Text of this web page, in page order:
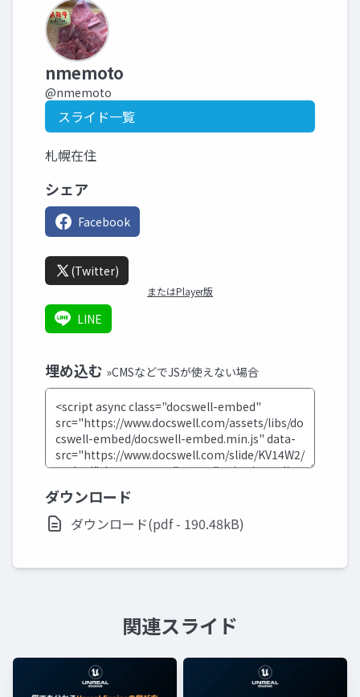
nmemoto
@nmemoto
スライド一覧
札幌在住
シェア
Facebook
(Twitter)
またはPlayer版
LINE
埋め込む »CMSなどでJSが使えない場合
ダウンロード
ダウンロード(pdf - 190.48kB)
関連スライド